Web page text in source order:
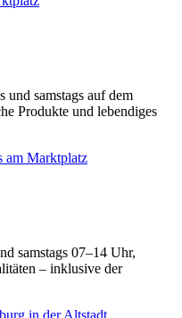
und samstags auf dem
Produkte und lebendiges
samstags 07–14 Uhr,
– inklusive der